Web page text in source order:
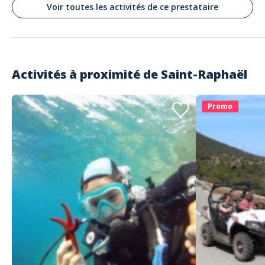
pittoresque
Oui je recommande, Tout s’est bien passé, guide agréable et qui
Lire les avis clients
Voir toutes les activités de ce prestataire
Activités à proximité de Saint-Raphaël
Promo